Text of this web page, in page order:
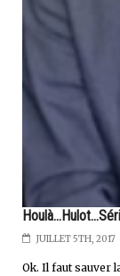
JUILLET 5TH, 2017
Ok. Il faut sauver